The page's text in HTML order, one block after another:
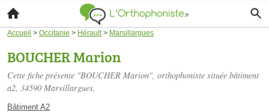
Accueil > Occitanie > Hérault> Marsillargues
BOUCHER Marion
Cette fiche présente "BOUCHER Marion", orthophoniste située bâtiment
a2, 34590 Marsillargues.
Bâtiment A2